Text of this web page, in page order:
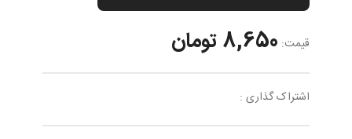
قیمت: 8,650 تومان
اشتراک گذاری :